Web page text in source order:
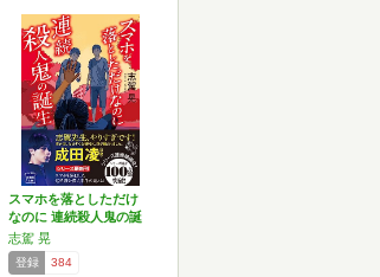
スマホを落としただけ
なのに 連続殺人鬼の誕
生…
志駕 晃
登録 384